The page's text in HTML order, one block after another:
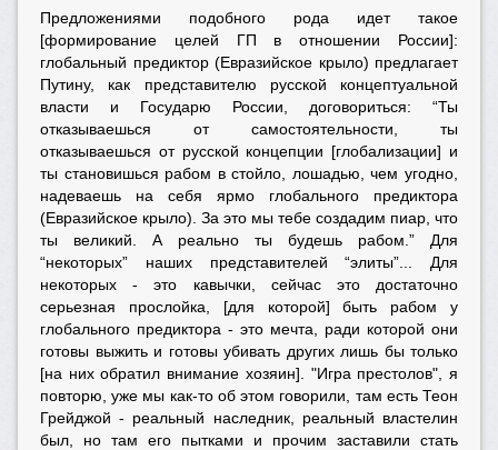
Предложениями подобного рода идет такое
[формирование целей ГП в отношении России]:
глобальный предиктор (Евразийское крыло) предлагает
Путину, как представителю русской концептуальной
власти и Государю России, договориться: “Ты
отказываешься от самостоятельности, ты
отказываешься от русской концепции [глобализации] и
ты становишься рабом в стойло, лошадью, чем угодно,
надеваешь на себя ярмо глобального предиктора
(Евразийское крыло). За это мы тебе создадим пиар, что
ты великий. А реально ты будешь рабом.” Для
“некоторых” наших представителей “элиты”... Для
некоторых - это кавычки, сейчас это достаточно
серьезная прослойка, [для которой] быть рабом у
глобального предиктора - это мечта, ради которой они
готовы выжить и готовы убивать других лишь бы только
[на них обратил внимание хозяин]. "Игра престолов", я
повторю, уже мы как-то об этом говорили, там есть Теон
Грейджой - реальный наследник, реальный властелин
был, но там его пытками и прочим заставили стать